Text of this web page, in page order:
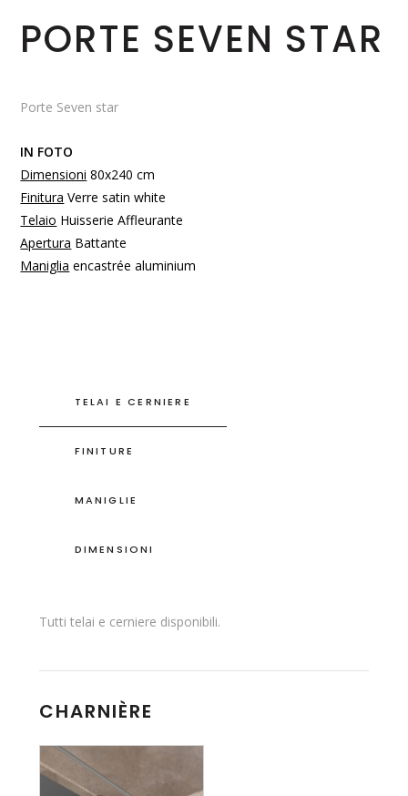
PORTE SEVEN STAR
Porte Seven star
IN FOTO
Dimensioni 80x240 cm
Finitura Verre satin white
Telaio Huisserie Affleurante
Apertura Battante
Maniglia encastrée aluminium
TELAI E CERNIERE
FINITURE
MANIGLIE
DIMENSIONI
Tutti telai e cerniere disponibili.
CHARNIÈRE